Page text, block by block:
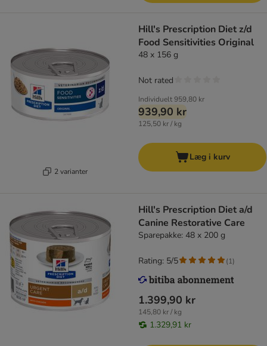
2 varianter
Hill's Prescription Diet z/d
Food Sensitivities Original
48 x 156 g
Individuelt959,80 kr
939,90 kr
125,50 kr / kg
Not rated
Læg i kurv
Hill's Prescription Diet a/d
Canine Restorative Care
Sparepakke: 48 x 200 g
1.399,90 kr
145,80 kr / kg
1.329,91 kr
Rating: 5/5 (1)